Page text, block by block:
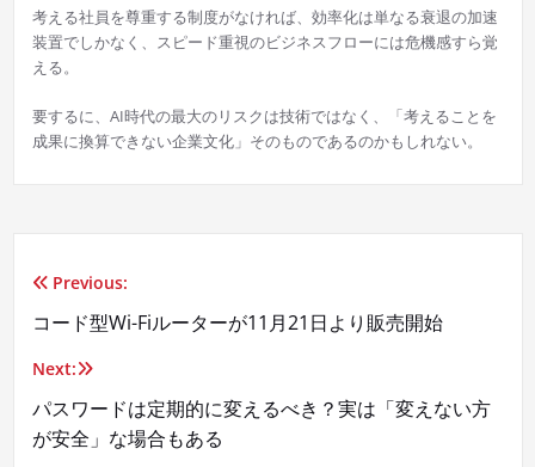
考える社員を尊重する制度がなければ、効率化は単なる衰退の加速
装置でしかなく、スピード重視のビジネスフローには危機感すら覚
える。
要するに、AI時代の最大のリスクは技術ではなく、「考えることを
成果に換算できない企業文化」そのものであるのかもしれない。
投
稿
ナ
ビ
Previous:
コード型Wi-Fiルーターが11月21日より販売開始
Next:
パスワードは定期的に変えるべき？実は「変えない方
が安全」な場合もある